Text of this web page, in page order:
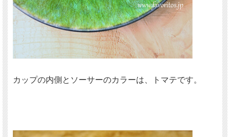
カップの内側とソーサーのカラーは、トマテです。